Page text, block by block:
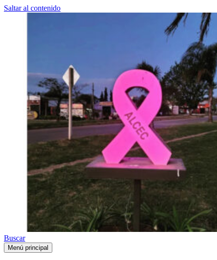
Saltar al contenido
Buscar
Menú principal